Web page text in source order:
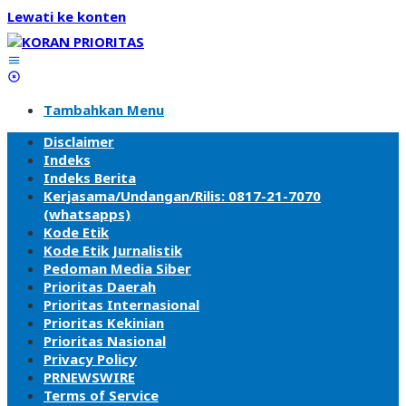
Lewati ke konten
Tambahkan Menu
Disclaimer
Indeks
Indeks Berita
Kerjasama/Undangan/Rilis: 0817-21-7070
(whatsapps)
Kode Etik
Kode Etik Jurnalistik
Pedoman Media Siber
Prioritas Daerah
Prioritas Internasional
Prioritas Kekinian
Prioritas Nasional
Privacy Policy
PRNEWSWIRE
Terms of Service